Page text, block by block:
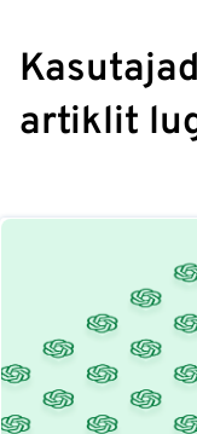
artiklit